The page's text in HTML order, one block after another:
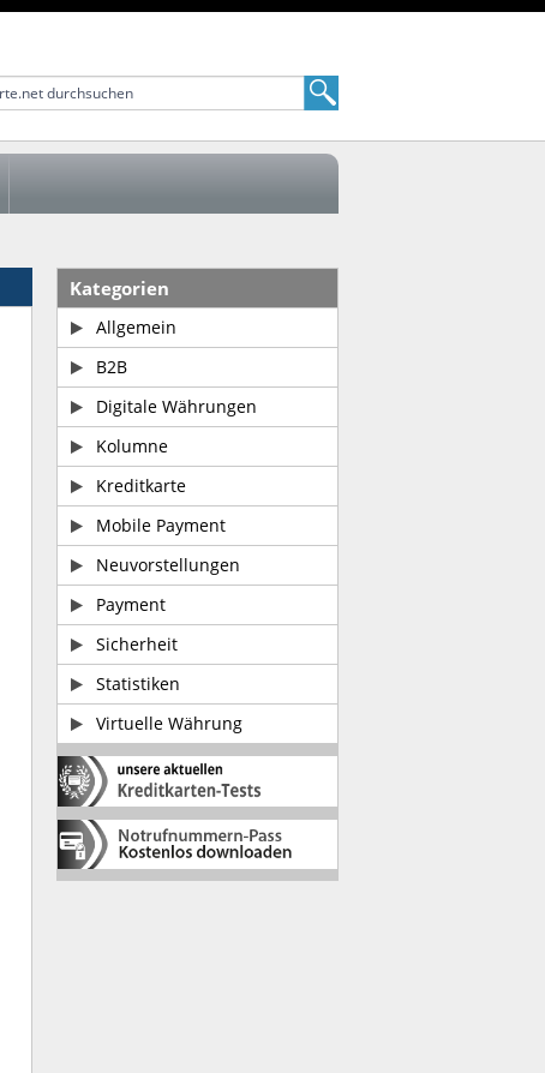
Kategorien
Allgemein
B2B
Digitale Währungen
Kolumne
Kreditkarte
Mobile Payment
Neuvorstellungen
Payment
Sicherheit
Statistiken
Virtuelle Währung